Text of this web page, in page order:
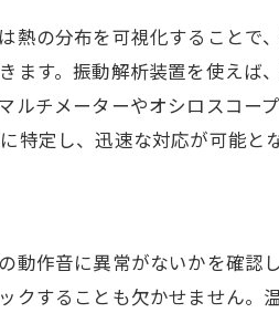
熱の分布を可視化することで
す。振動解析装置を使えば
チメーターやオシロスコー
定し、迅速な対応が可能とな
作音に異常がないかを確認
クすることも欠かせません。